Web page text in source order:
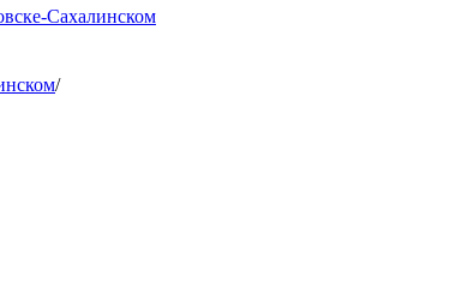
Сахалинском
/